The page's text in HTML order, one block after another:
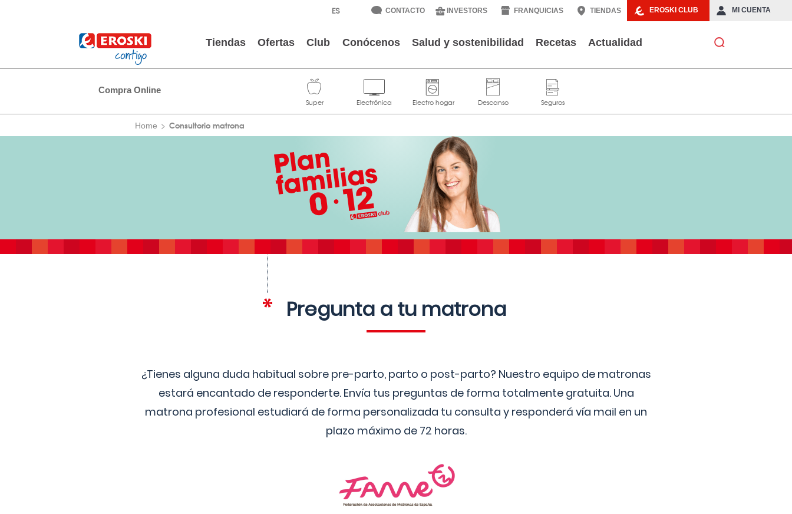
EROSKI CLUB MI CUENTA
CONTACTO INVESTORS FRANQUICIAS TIENDAS
Tiendas Ofertas Club Conócenos Salud y sostenibilidad Recetas Actualidad
Compra Online
Home Consultorio matrona
Pregunta a tu matrona
¿Tienes alguna duda habitual sobre pre-parto, parto o post-parto? Nuestro equipo de matronas
estará encantado de responderte. Envía tus preguntas de forma totalmente gratuita. Una
matrona profesional estudiará de forma personalizada tu consulta y responderá vía mail en un
plazo máximo de 72 horas.